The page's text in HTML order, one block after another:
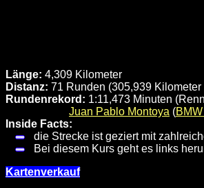
Länge: 4,309 Kilometer
Distanz: 71 Runden (305,939 Kilometer
Rundenrekord: 1:11,473 Minuten
Juan Pablo Montoya (
Inside Facts:
die Strecke ist geziert mit
Bei diesem Kurs geht es links
Kartenverkauf